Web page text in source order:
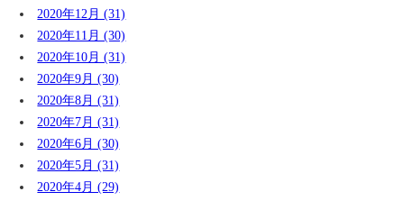
2020年12月 (31)
2020年11月 (30)
2020年10月 (31)
2020年9月 (30)
2020年8月 (31)
2020年7月 (31)
2020年6月 (30)
2020年5月 (31)
2020年4月 (29)